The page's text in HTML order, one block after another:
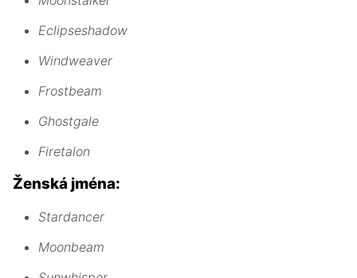
Eclipseshadow
Windweaver
Frostbeam
Ghostgale
Firetalon
Ženská jména:
Stardancer
Moonbeam